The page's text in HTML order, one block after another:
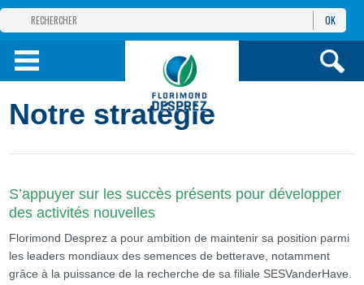
GROUPE
PRODUITS
OK
Notre stratégie
S’appuyer sur les succès présents pour développer
des activités nouvelles
Florimond Desprez a pour ambition de maintenir sa position parmi
les leaders mondiaux des semences de betterave, notamment
grâce à la puissance de la recherche de sa filiale SESVanderHave.